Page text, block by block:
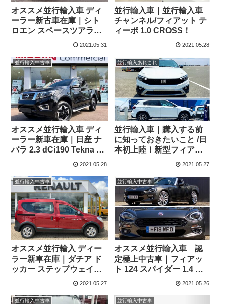
オススメ並行輸入車 ディ
ーラー新古車在庫｜シト
ロエン スペースツアラー
2.0BlueHDi フレイア M
2021.05.31
並行輸入車｜並行輸入車
チャンネル/フィアット テ
ィーポ 1.0 CROSS！
2021.05.28
並行輸入中古車
オススメ並行輸入車 ディ
ーラー新車在庫｜日産 ナ
バラ 2.3 dCi190 Tekna ダ
2021.05.28
並行輸入あれこれ
並行輸入車｜購入する前
に知っておきたいこと /日
本初上陸！新型フィアッ
ト ティーポ 1.0 CROSS
2021.05.27
並行輸入中古車
オススメ並行輸入 ディー
ラー新車在庫｜ダチア ド
ッカー ステップウェイプ
ラスTCe 130 6MT 左ハン
2021.05.27
並行輸入中古車
オススメ並行輸入車 認
定極上中古車｜フィアッ
ト 124 スパイダー 1.4 マ
2021.05.26
並行輸入中古車 並行輸入中古車